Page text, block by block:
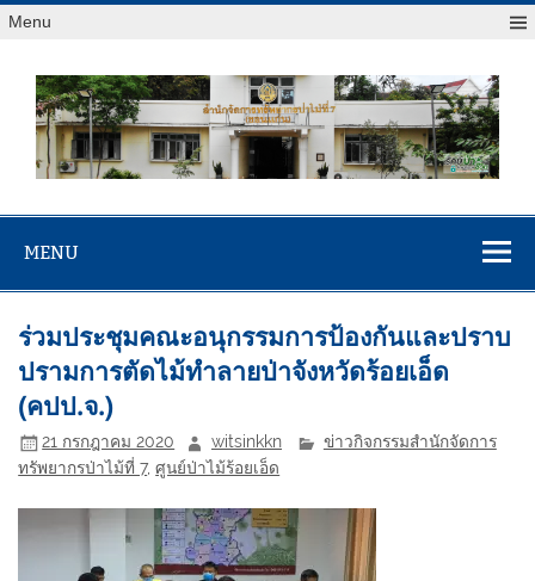
Menu
สจป.ที่ 7
(ขอนแก่น)
MENU
ร่วมประชุมคณะอนุกรรมการป้องกันและปราบ
ปรามการตัดไม้ทำลายป่าจังหวัดร้อยเอ็ด
(คปป.จ.)
21 กรกฎาคม 2020 witsinkkn
ข่าวกิจกรรมสำนักจัดการ
ทรัพยากรป่าไม้ที่ 7,ศูนย์ป่าไม้ร้อยเอ็ด